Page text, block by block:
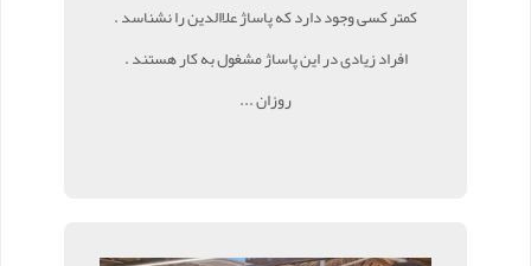
کمتر کسی وجود دارد که پاساژ علاالدین را نشناسد .
افراد زیادی در این پاساژ مشغول به کار هستند .
روزان ...